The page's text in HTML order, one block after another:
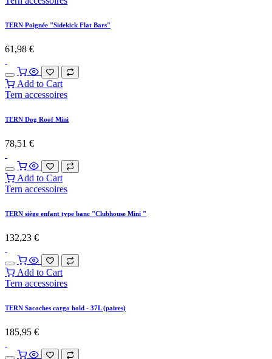
Tern accessoires
TERN Repose-pieds "Sidekick Footrests"
45,41€
Tern accessoires
TERN Porte-bidon "Bossless" - Black
28,93€
Tern accessoires
TERN Porte-bagage avant "Transporteur Rack"
144,63€
Tern accessoires
TERN Porte-bagage avant "Hauler Rack"
123,97€